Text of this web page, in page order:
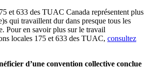
et 633 des TUAC Canada représentent plus
qui travaillent dur dans presque tous les
Pour en savoir plus sur le travail
locales 175 et 633 des TUAC, consultez
d’une convention collective conclue